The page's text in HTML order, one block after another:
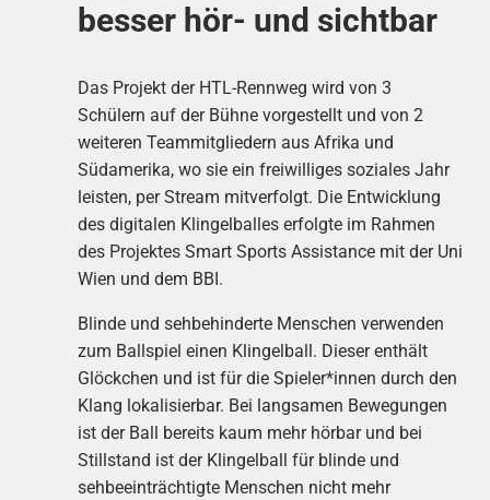
besser hör- und sichtbar
Das Projekt der HTL-Rennweg wird von 3
Schülern auf der Bühne vorgestellt und von 2
weiteren Teammitgliedern aus Afrika und
Südamerika, wo sie ein freiwilliges soziales Jahr
leisten, per Stream mitverfolgt. Die Entwicklung
des digitalen Klingelballes erfolgte im Rahmen
des Projektes Smart Sports Assistance mit der Uni
Wien und dem BBI.
Blinde und sehbehinderte Menschen verwenden
zum Ballspiel einen Klingelball. Dieser enthält
Glöckchen und ist für die Spieler*innen durch den
Klang lokalisierbar. Bei langsamen Bewegungen
ist der Ball bereits kaum mehr hörbar und bei
Stillstand ist der Klingelball für blinde und
sehbeeinträchtigte Menschen nicht mehr